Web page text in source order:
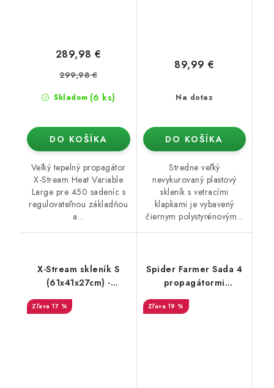
Skladom (6 ks)
289,98 €
299,98 €
DO KOŠÍKA
Veľký tepelný propagátor
X-Stream Heat Variable
Large pre 450 sadeníc s
regulovateľnou základňou
a...
Na dotaz
89,99 €
DO KOŠÍKA
Stredne veľký
nevykurovaný plastový
skleník s vetracími
klapkami je vybavený
čiernym polystyrénovým...
X-Stream skleník S
(61x41x27cm) -
Nevyhrievaný
17 %
Spider Farmer Sada 4
propagátormi
(zásobníky na
štartovanie semien)
19 %